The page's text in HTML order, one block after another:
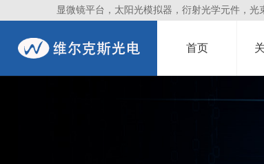
显微镜平台，太阳光模拟器，衍射光学元件，
首页